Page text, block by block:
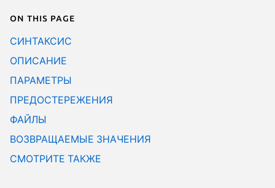
On this page
СИНТАКСИС
ОПИСАНИЕ
ПАРАМЕТРЫ
ПРЕДОСТЕРЕЖЕНИЯ
ФАЙЛЫ
ВОЗВРАЩАЕМЫЕ ЗНАЧЕНИЯ
СМОТРИТЕ ТАКЖЕ